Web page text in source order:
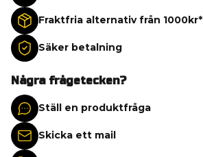
Fraktfria alternativ från 1000kr*
Säker betalning
Några frågetecken?
Ställ en produktfråga
Skicka ett mail